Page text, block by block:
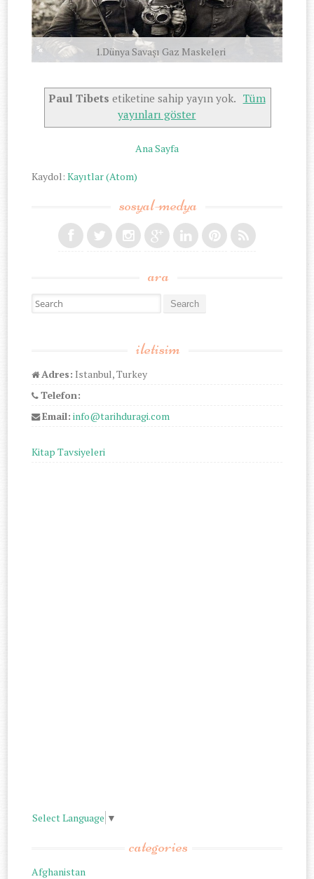
1.Dünya Savaşı Gaz Maskeleri
Paul Tibets etiketine sahip yayın yok. Tüm
yayınları göster
Ana Sayfa
Kaydol:Kayıtlar (Atom)
sosyal-medya
ara
Search for:
iletisim
Adres: Istanbul, Turkey
Telefon:
Email: info@tarihduragi.com
Kitap Tavsiyeleri
Select Language ▼
categories
Afghanistan